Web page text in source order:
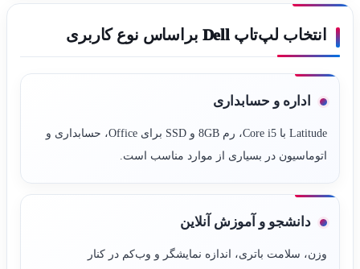
انتخاب لپ‌تاپ Dell براساس نوع کاربری
اداره و حسابداری
Latitude با Core i5، رم 8GB و SSD برای Office، حسابداری و
اتوماسیون در بسیاری از موارد مناسب است.
دانشجو و آموزش آنلاین
وزن، سلامت باتری، اندازه نمایشگر و وب‌کم در کنار